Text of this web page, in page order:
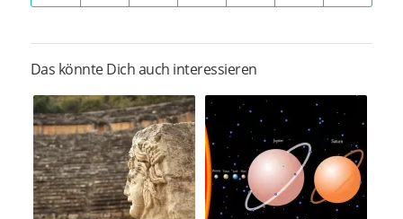
Das könnte Dich auch interessieren